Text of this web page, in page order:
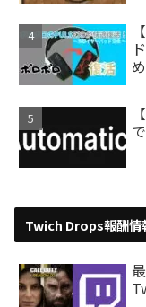
Twich Drops報酬情